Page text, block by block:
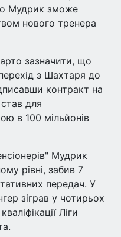
Мудрик зможе
нового тренера
зазначити, що
з Шахтаря до
контракт на
для
в 100 мільйонів
Мудрик
рівні, забив 7
передач. У
зіграв у чотирьох
Ліги